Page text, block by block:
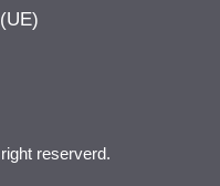
reserverd.